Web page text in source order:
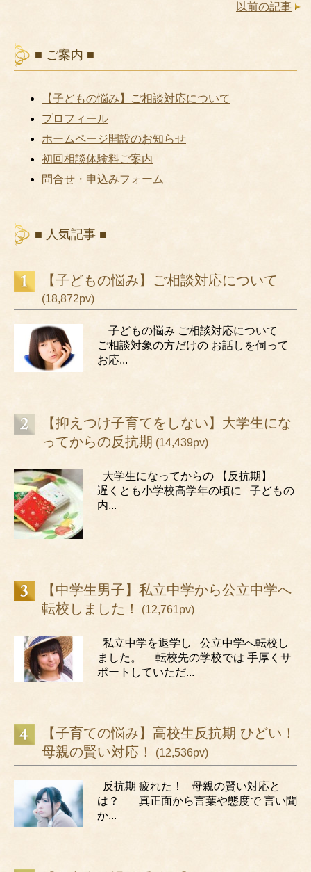
以前の記事
■ ご案内 ■
【子どもの悩み】ご相談対応について
プロフィール
ホームページ開設のお知らせ
初回相談体験料ご案内
問合せ・申込みフォーム
■ 人気記事 ■
【子どもの悩み】ご相談対応について
(18,872pv)
子どもの悩み ご相談対応について
ご相談対象の方だけの お話しを伺って
お応...
【抑えつけ子育てをしない】大学生にな
ってからの反抗期 (14,439pv)
大学生になってからの 【反抗期】
遅くとも小学校高学年の頃に 子どもの
内...
【中学生男子】私立中学から公立中学へ
転校しました！
(12,761pv)
私立中学を退学し 公立中学へ転校し
ました。 転校先の学校では 手厚くサ
ポートしていただ...
【子育ての悩み】高校生反抗期 ひどい！
母親の賢い対応！
(12,536pv)
反抗期 疲れた！ 母親の賢い対応と
は？ 真正面から言葉や態度で 言い聞
か...